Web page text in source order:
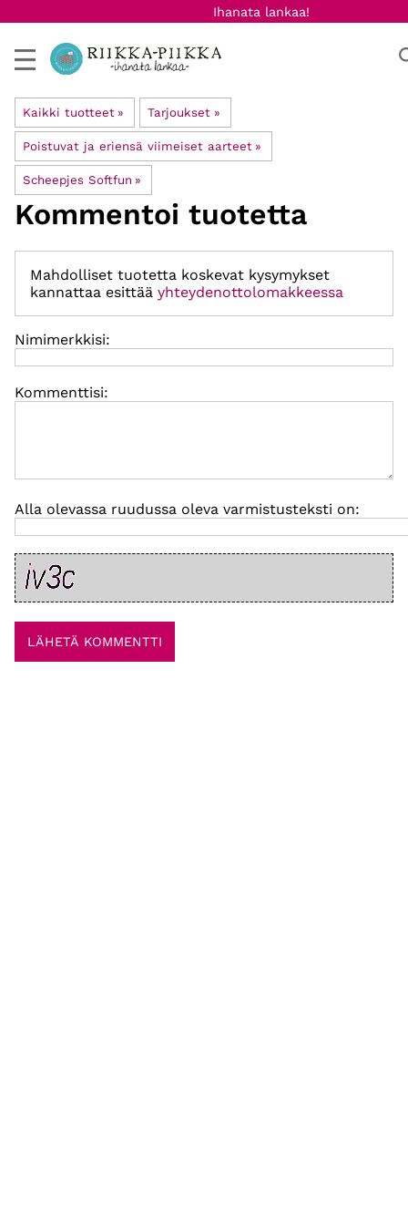
Ihanata lankaa!
Kaikki tuotteet ‪» Tarjoukset ‪»
Poistuvat ja eriensä viimeiset aarteet ‪»
Scheepjes Softfun ‪»
Kommentoi tuotetta
Mahdolliset tuotetta koskevat kysymykset
kannattaa esittää yhteydenottolomakkeessa
Nimimerkkisi:
Kommenttisi:
Alla olevassa ruudussa oleva varmistusteksti on: